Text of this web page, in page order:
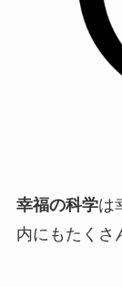
幸福の科学は
内にもたくさ